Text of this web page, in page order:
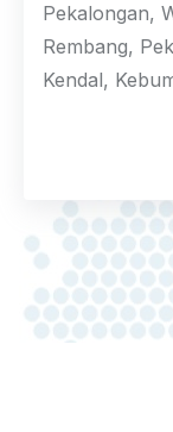
Pekalongan,
Rembang,
Kendal,